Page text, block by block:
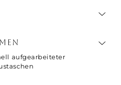
aufgearbeiteter